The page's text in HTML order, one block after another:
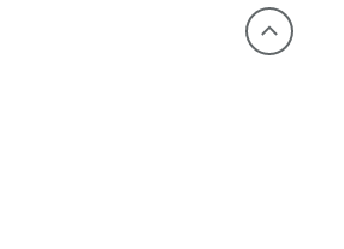
Nach
oben